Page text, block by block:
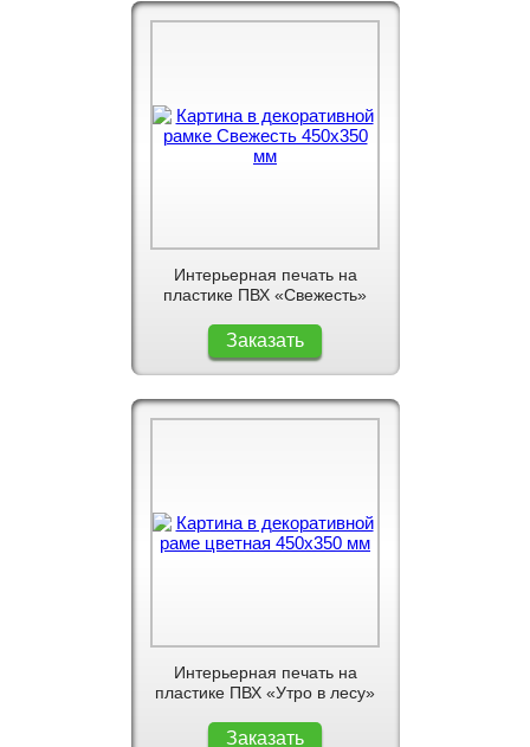
Интерьерная печать на
пластике ПВХ «Свежесть»
Заказать
Интерьерная печать на
пластике ПВХ «Утро в лесу»
Заказать